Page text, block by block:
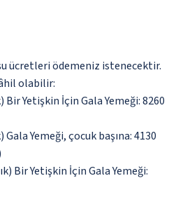
ücretleri ödemeniz istenecektir.
olabilir:
Bir Yetişkin İçin Gala Yemeği: 8260
Yemeği, çocuk başına: 4130
Bir Yetişkin İçin Gala Yemeği: